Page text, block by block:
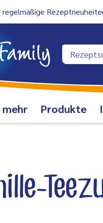
regelmäßige
mehr Produkte